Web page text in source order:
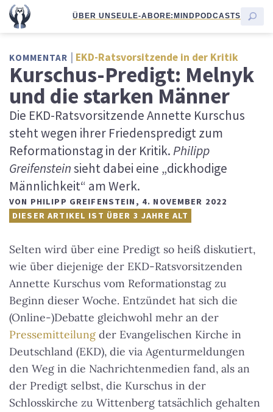
ÜBER UNSEULE-ABORE:MINDPODCASTS
KOMMENTAR EKD-Ratsvorsitzende in der Kritik
Kurschus-Predigt: Melnyk
und die starken Männer
Die EKD-Ratsvorsitzende Annette Kurschus
steht wegen ihrer Friedenspredigt zum
Reformationstag in der Kritik.Philipp
Greifensteinsieht dabei eine „dickhodige
Männlichkeit“ am Werk.
VON PHILIPP GREIFENSTEIN , 4. NOVEMBER 2022
DIESER ARTIKEL IST ÜBER 3 JAHRE ALT
Selten wird über eine Predigt so heiß diskutiert,
wie über diejenige der EKD-Ratsvorsitzenden
Annette Kurschus vom Reformationstag zu
Beginn dieser Woche. Entzündet hat sich die
(Online-)Debatte gleichwohl mehr an der
Pressemitteilung der Evangelischen Kirche in
Deutschland (EKD), die via Agenturmeldungen
den Weg in die Nachrichtenmedien fand, als an
der Predigt selbst, die Kurschus in der
Schlosskirche zu Wittenberg tatsächlich gehalten